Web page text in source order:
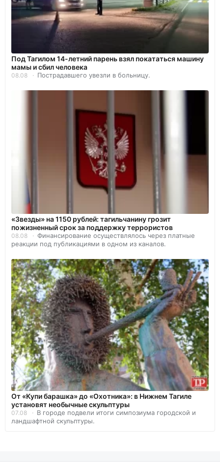
Под Тагилом 14-летний парень взял покататься машину
мамы и сбил человека
08.08 Пострадавшего увезли в больницу.
«Звезды» на 1150 рублей: тагильчанину грозит
пожизненный срок за поддержку террористов
08.08
Финансирование осуществлялось через платные
реакции под публикациями в одном из каналов.
От «Купи барашка» до «Охотника»: в Нижнем Тагиле
установят необычные скульптуры
07.08
В городе подвели итоги симпозиума городской и
ландшафтной скульптуры.